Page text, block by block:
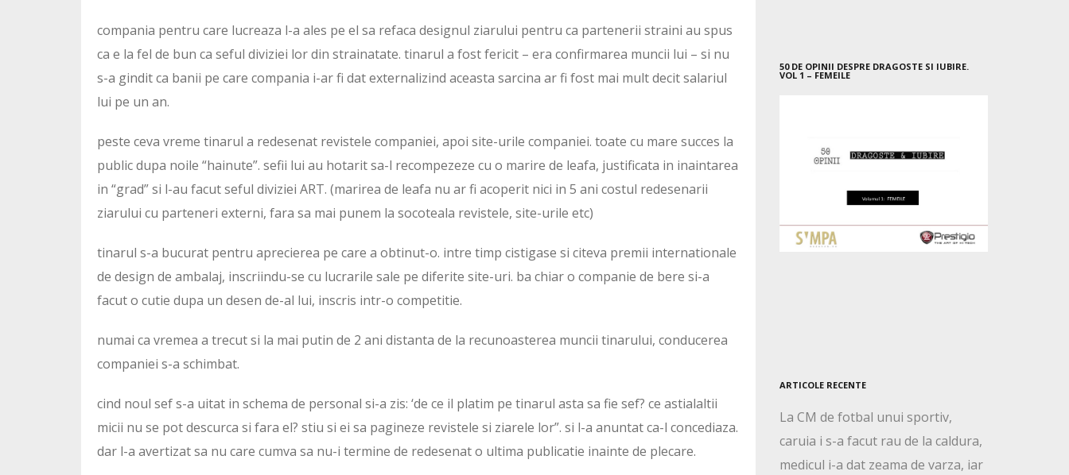
compania pentru care lucreaza l-a ales pe el sa refaca designul ziarului pentru ca partenerii straini au spus
ca e la fel de bun ca seful diviziei lor din strainatate. tinarul a fost fericit – era confirmarea muncii lui – si nu
s-a gindit ca banii pe care compania i-ar fi dat externalizind aceasta sarcina ar fi fost mai mult decit salariul
lui pe un an.
peste ceva vreme tinarul a redesenat revistele companiei, apoi site-urile companiei. toate cu mare succes la
public dupa noile “hainute”. sefii lui au hotarit sa-l recompezeze cu o marire de leafa, justificata in inaintarea
in “grad” si l-au facut seful diviziei ART. (marirea de leafa nu ar fi acoperit nici in 5 ani costul redesenarii
ziarului cu parteneri externi, fara sa mai punem la socoteala revistele, site-urile etc)
tinarul s-a bucurat pentru aprecierea pe care a obtinut-o. intre timp cistigase si citeva premii internationale
de design de ambalaj, inscriindu-se cu lucrarile sale pe diferite site-uri. ba chiar o companie de bere si-a
facut o cutie dupa un desen de-al lui, inscris intr-o competitie.
numai ca vremea a trecut si la mai putin de 2 ani distanta de la recunoasterea muncii tinarului, conducerea
companiei s-a schimbat.
cind noul sef s-a uitat in schema de personal si-a zis: ‘de ce il platim pe tinarul asta sa fie sef? ce astialaltii
micii nu se pot descurca si fara el? stiu si ei sa pagineze revistele si ziarele lor”. si l-a anuntat ca-l concediaza.
dar l-a avertizat sa nu care cumva sa nu-i termine de redesenat o ultima publicatie inainte de plecare.
50 DE OPINII DESPRE DRAGOSTE SI IUBIRE.
VOL 1 – FEMEILE
ARTICOLE RECENTE
La CM de fotbal unui sportiv,
caruia i s-a facut rau de la caldura,
medicul i-a dat zeama de varza, iar